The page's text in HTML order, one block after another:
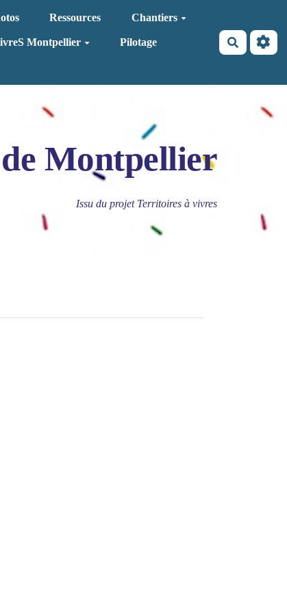
Ressources Chantiers
Montpellier Pilotage
Montpellier
Issu du projet Territoires à vivres